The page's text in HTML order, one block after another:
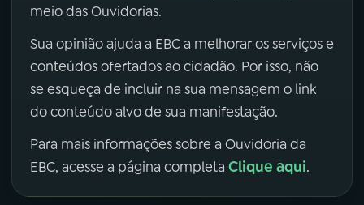
meio das Ouvidorias.
Sua opinião ajuda a EBC a melhorar os serviços e
conteúdos ofertados ao cidadão. Por isso, não
se esqueça de incluir na sua mensagem o link
do conteúdo alvo de sua manifestação.
Para mais informações sobre a Ouvidoria da
EBC, acesse a página completa Clique aqui.